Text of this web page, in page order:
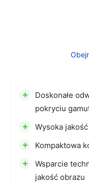
+
Doskonałe
pokryciu
+ Wysoka
+ Kompaktowa
+
Wsparcie
jakość obrazu